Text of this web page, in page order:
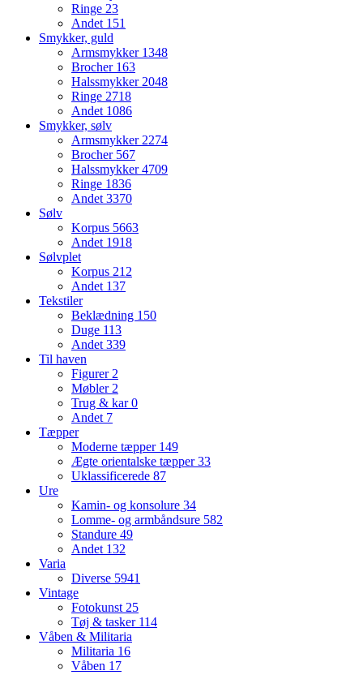
Ringe 23
Andet 151
Smykker, guld
Armsmykker 1348
Brocher 163
Halssmykker2048
Ringe 2718
Andet 1086
Smykker, sølv
Armsmykker2274
Brocher 567
Halssmykker4709
Ringe 1836
Andet3370
Sølv
Korpus 5663
Andet 1918
Sølvplet
Korpus 212
Andet 137
Tekstiler
Beklædning 150
Duge 113
Andet339
Til haven
Figurer2
Møbler2
Trug & kar0
Andet 7
Tæpper
Moderne tæpper 149
Ægte orientalske tæpper33
Uklassificerede 87
Ure
Kamin- og konsolure 34
Lomme- og armbåndsure 582
Standure 49
Andet 132
Varia
Diverse 5941
Vintage
Fotokunst25
Tøj & tasker 114
Våben & Militaria
Militaria 16
Våben 17